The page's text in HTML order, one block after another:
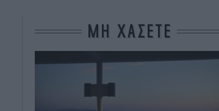
ΜΗ ΧΑΣΕΤΕ